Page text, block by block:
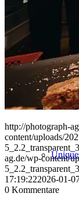
Sports
http://photograph-
content/uploads/
ag.de/wp-content/
17:19:222026-01-
0 Kommentare